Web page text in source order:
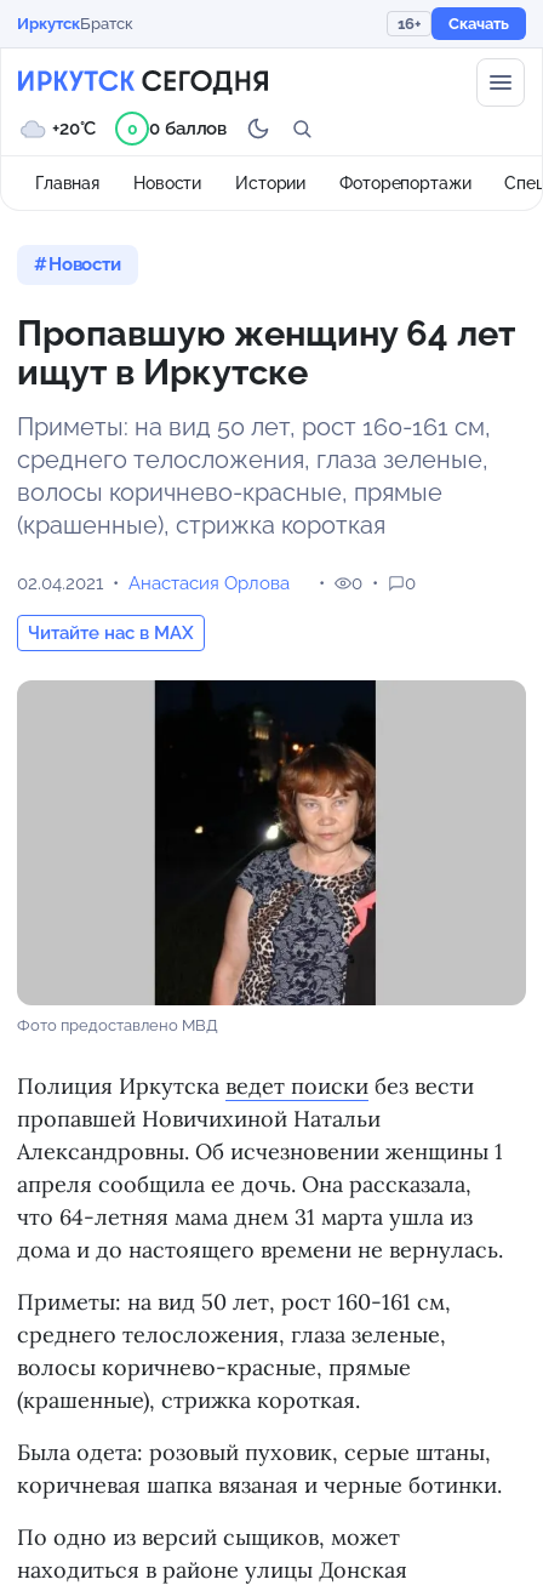
ИркутскБратск 16+ Скачать
Главная Новости Истории Фоторепортажи
+20°C 0 0 баллов
Новости
Пропавшую женщину 64 лет
ищут в Иркутске
Приметы: на вид 50 лет, рост 160-161 см,
среднего телосложения, глаза зеленые,
волосы коричнево-красные, прямые
(крашенные), стрижка короткая
02.04.2021 Анастасия Орлова
Читайте нас в MAX
0 0
Фото предоставлено МВД
Полиция Иркутска ведет поиски без вести
пропавшей Новичихиной Натальи
Александровны. Об исчезновении женщины 1
апреля сообщила ее дочь. Она рассказала,
что 64-летняя мама днем 31 марта ушла из
дома и до настоящего времени не вернулась.
Приметы: на вид 50 лет, рост 160-161 см,
среднего телосложения, глаза зеленые,
волосы коричнево-красные, прямые
(крашенные), стрижка короткая.
Была одета: розовый пуховик, серые штаны,
коричневая шапка вязаная и черные ботинки.
По одно из версий сыщиков, может
находиться в районе улицы Донская